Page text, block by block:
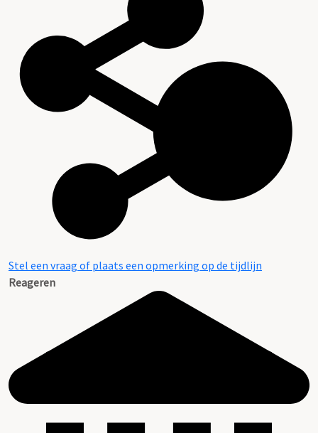
Literatuur en archieven
Inventaris
Stel een vraag of plaats een opmerking op de tijdlijn
Reageren